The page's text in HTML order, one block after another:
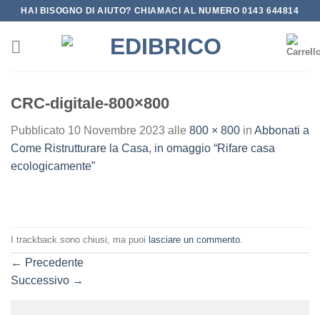
Salta
contenuti
HAI BISOGNO DI AIUTO? CHIAMACI AL NUMERO 0143 644814
CRC-digitale-800×800
Pubblicato 10 Novembre 2023 alle 800 × 800 in Abbonati a
Come Ristrutturare la Casa, in omaggio “Rifare casa
ecologicamente”
I trackback sono chiusi, ma puoi lasciare un commento
← Precedente
Successivo →